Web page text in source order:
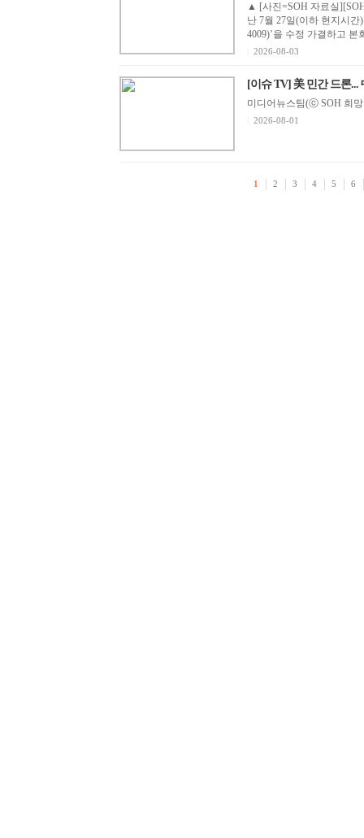
▲ [사진=SOH 자료실
난 7월 27일(이하 현지시
4009)’을 수정 가결하고 본
2026-08-03
[이슈 TV] 美 민간 드론...
미디어뉴스팀(ⓒ SOH 희망
2026-08-01
1 2 3 4 5 6